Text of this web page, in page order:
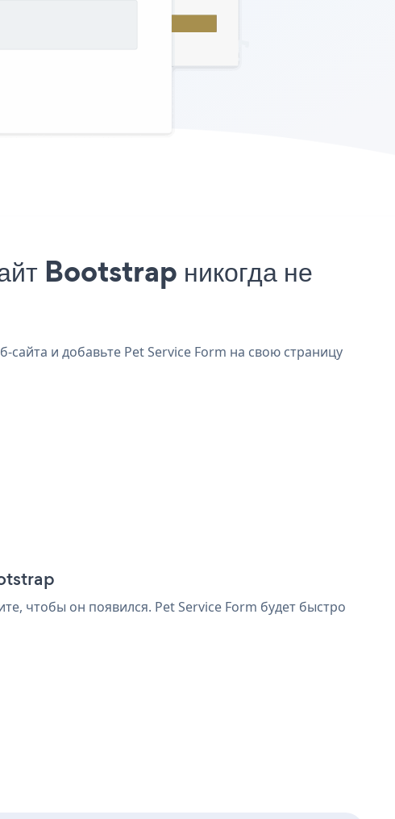
Bootstrap никогда не
и добавьте Pet Service Form на свою страницу
чтобы он появился. Pet Service Form будет быстро